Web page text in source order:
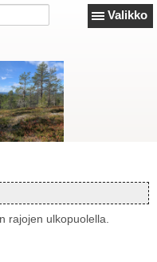
Valikko
rajojen ulkopuolella.